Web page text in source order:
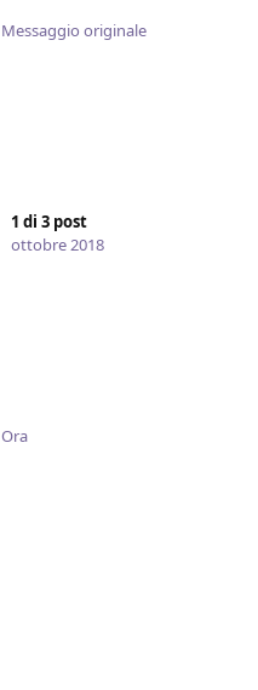
Messaggio originale
1 di 3 post
ottobre 2018
Ora